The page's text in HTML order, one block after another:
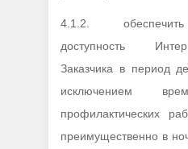
4.1.2. обеспечить
доступность
Заказчика в период
исключением
профилактических
преимущественно в